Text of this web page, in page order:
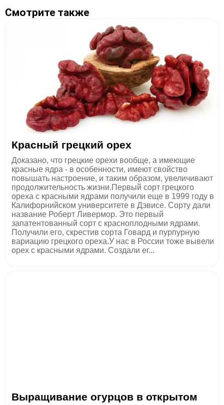
Смотрите также
Красный грецкий орех
Доказано, что грецкие орехи вообще, а имеющие
красные ядра - в особенности, имеют свойство
повышать настроение, и таким образом, увеличивают
продолжительность жизни.Первый сорт грецкого
ореха с красными ядрами получили еще в 1999 году в
Калифорнийском университете в Дэвисе. Сорту дали
название Роберт Ливермор. Это первый
запатентованный сорт с красноплодными ядрами.
Получили его, скрестив сорта Говард и пурпурную
вариацию грецкого ореха.У нас в России тоже вывели
орех с красными ядрами. Создали ег...
Выращивание огурцов в открытом